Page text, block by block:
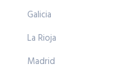
Galicia
La Rioja
Madrid